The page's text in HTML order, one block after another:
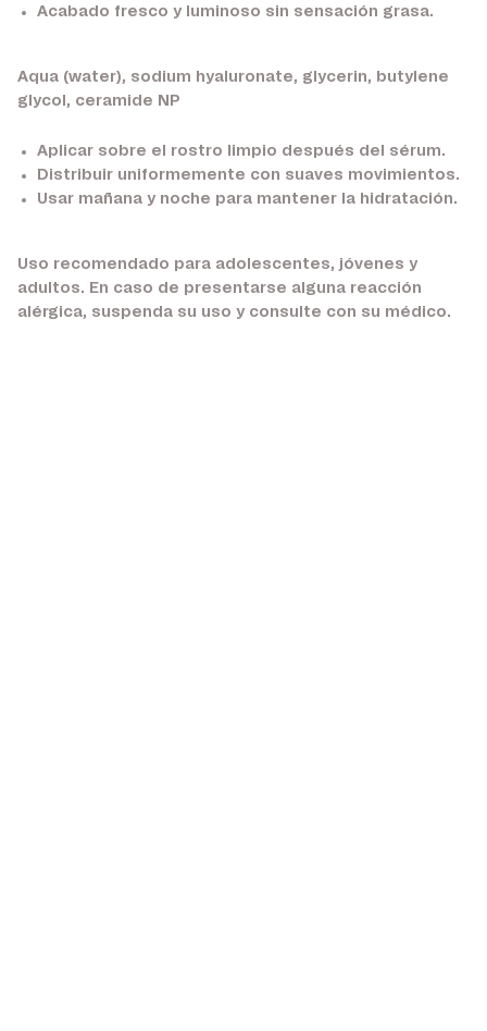
Acabado fresco y luminoso sin sensación grasa.
Aqua (water), sodium hyaluronate, glycerin, butylene
glycol, ceramide NP
Aplicar sobre el rostro limpio después del sérum.
Distribuir uniformemente con suaves movimientos.
Usar mañana y noche para mantener la hidratación.
Uso recomendado para adolescentes, jóvenes y
adultos. En caso de presentarse alguna reacción
alérgica, suspenda su uso y consulte con su médico.